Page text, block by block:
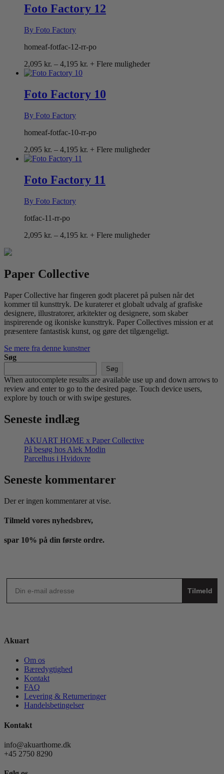
4,195 kr.
Foto Factory 12
By Foto Factory
homeaf-fotfac-12-rr-po
2,095 kr. – 4,195 kr. Prisinterval:
4,195 kr.
+ Flere muligheder
Foto Factory 10
By Foto Factory
homeaf-fotfac-10-rr-po
2,095 kr. – 4,195 kr. Prisinterval:
4,195 kr.
+ Flere muligheder
Foto Factory 11
By Foto Factory
fotfac-11-rr-po
2,095 kr. – 4,195 kr. Prisinterval:
+ Flere muligheder
Paper Collective
Paper Collective har fingeren godt placeret på pulsen når det
kommer til kunsttryk. De kuraterer et globalt udvalg af grafiske
designere, illustratorer, arkitekter og designere, som skaber
inspirerende og ikoniske kunsttryk. Paper Collectives mission er at
præsentere fantastisk kunst, og gøre det tilgængeligt.
Se mere fra denne kunstner
Søg
Søg
When autocomplete results are available use up and down arrows to
review and enter to go to the desired page. Touch device users,
explore by touch or with swipe gestures.
Seneste indlæg
AKUART HOME x Paper Collective
På besøg hos Alek Modin
Parcelhus i Hvidovre
Seneste kommentarer
Der er ingen kommentarer at vise.
Tilmeld vores nyhedsbrev,
spar 10% på din første ordre.
Tilmeld
Akuart
Om os
Bæredygtighed
Kontakt
FAQ
Levering & Returneringer
Handelsbetingelser
Kontakt
info@akuarthome.dk
+45 2750 8290